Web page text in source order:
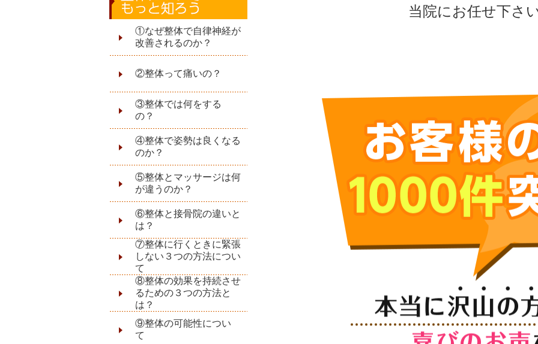
①なぜ整体で自律神経が
改善されるのか？
②整体って痛いの？
③整体では何をする
の？
④整体で姿勢は良くなる
のか？
⑤整体とマッサージは何
が違うのか？
⑥整体と接骨院の違いと
は？
⑦整体に行くときに緊張
しない３つの方法につい
て
⑧整体の効果を持続させ
るための３つの方法と
は？
⑨整体の可能性につい
て
当院にお任せ下さ